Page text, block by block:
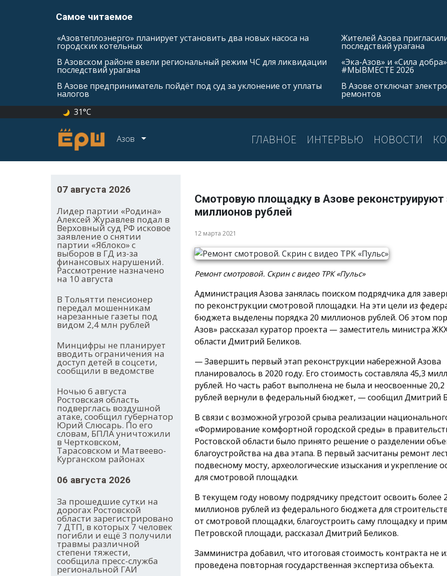
Самое читаемое
«Азовтеплоэнерго» планирует установить два новых насоса на
городских котельных
В Азовском районе ввели региональный режим ЧС для ликвидации
последствий урагана
В Азове предприниматель пойдёт под суд за уклонение от уплаты
налогов
Жителей Азова
последствий урагана
«Эка-Азов» и «Сила
#МЫВМЕСТЕ 2026
В Азове отключат
ремонтов
31°C
Азов ГЛАВНОЕ ИНТЕРВЬЮ НОВОСТИ
07 августа 2026
Лидер партии «Родина»
Алексей Журавлев подал в
Верховный суд РФ исковое
заявление о снятии
партии «Яблоко» с
выборов в ГД из-за
финансовых нарушений.
Рассмотрение назначено
на 10 августа
В Тольятти пенсионер
передал мошенникам
нарезанные газеты под
видом 2,4 млн рублей
Минцифры не планирует
вводить ограничения на
доступ детей в соцсети,
сообщили в ведомстве
Ночью 6 августа
Ростовская область
подверглась воздушной
атаке, сообщил губернатор
Юрий Слюсарь. По его
словам, БПЛА уничтожили
в Чертковском,
Тарасовском и Матвеево-
Курганском районах
06 августа 2026
За прошедшие сутки на
дорогах Ростовской
области зарегистрировано
7 ДТП, в которых 7 человек
погибли и ещё 3 получили
травмы различной
степени тяжести,
сообщила пресс-служба
региональной ГАИ
Смотровую площадку в Азове реконструируют
миллионов рублей
12 марта 2021
Ремонт смотровой. Скрин с видео ТРК «Пульс»
Администрация Азова занялась поиском подрядчика для
по реконструкции смотровой площадки. На эти цели из
бюджета выделены порядка 20 миллионов рублей. Об этом
Азов» рассказал куратор проекта — заместитель министра
области Дмитрий Беликов.
— Завершить первый этап реконструкции набережной Азова
планировалось в 2020 году. Его стоимость составляла 45,3
рублей. Но часть работ выполнена не была и неосвоенные
рублей вернули в федеральный бюджет, — сообщил Дмитрий
В связи с возможной угрозой срыва реализации
«Формирование комфортной городской среды» в
Ростовской области было принято решение о разделении
благоустройства на два этапа. В первый засчитаны ремонт
подвесному мосту, археологические изыскания и укрепление
для смотровой площадки.
В текущем году новому подрядчику предстоит освоить более
миллионов рублей из федерального бюджета для
от смотровой площадки, благоустроить саму площадку и
Петровской площади, рассказал Дмитрий Беликов.
Замминистра добавил, что итоговая стоимость контракта не
проведена повторная государственная экспертиза объекта.